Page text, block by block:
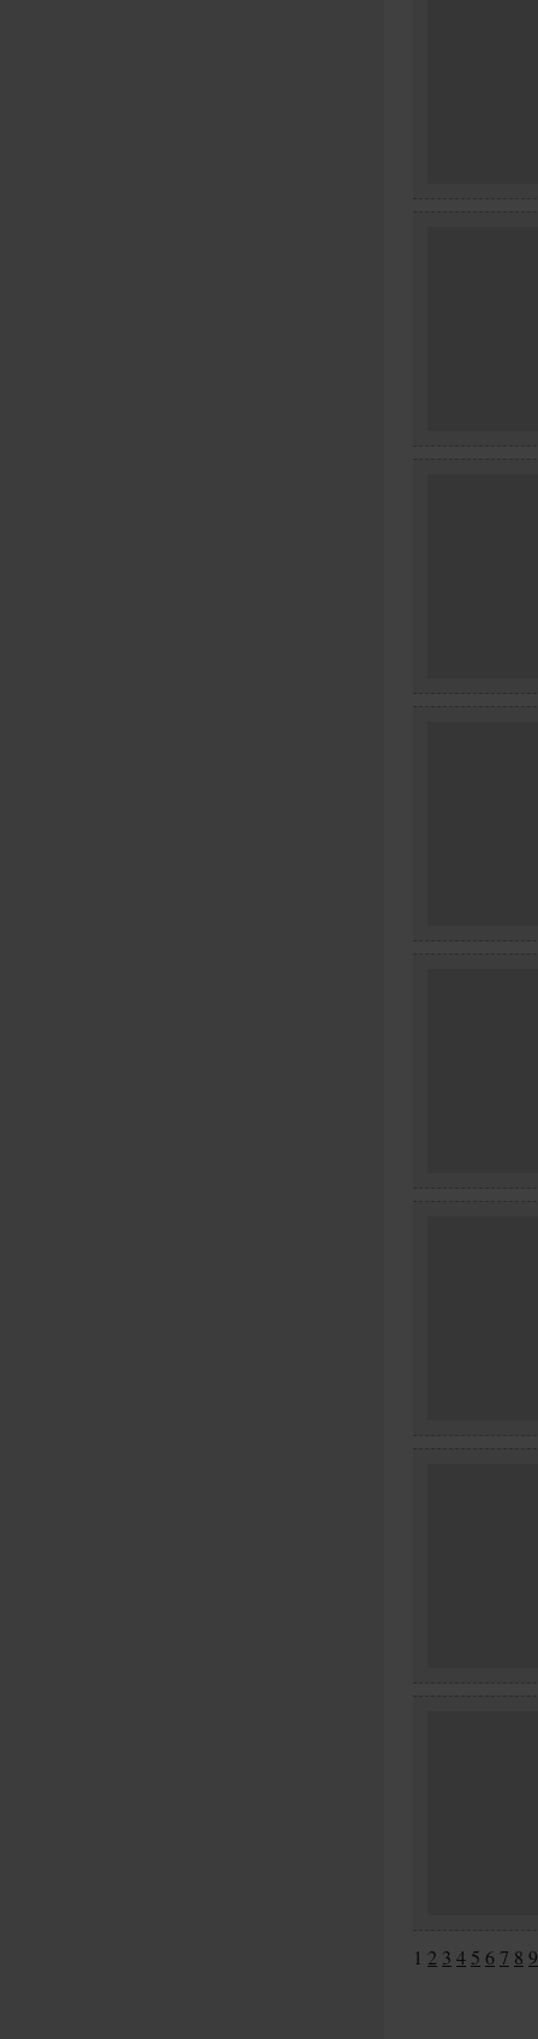
1 2 3 4 5 6 7 8 9